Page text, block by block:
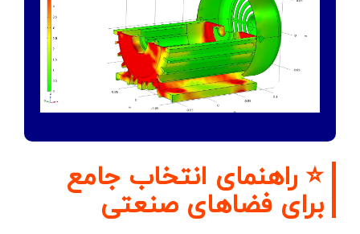
⭐ راهنمای انتخاب جامع
برای فضاهای صنعتی